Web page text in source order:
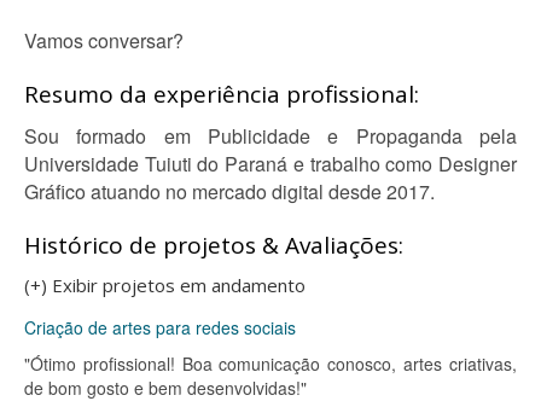
Vamos conversar?
Resumo da experiência profissional:
Sou formado em Publicidade e Propaganda pela
Universidade Tuiuti do Paraná e trabalho como Designer
Gráfico atuando no mercado digital desde 2017.
Histórico de projetos & Avaliações:
(+) Exibir projetos em andamento
Criação de artes para redes sociais
"Ótimo profissional! Boa comunicação conosco, artes criativas,
de bom gosto e bem desenvolvidas!"